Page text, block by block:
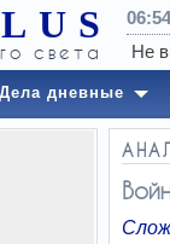
света
06:54
Дела дневные